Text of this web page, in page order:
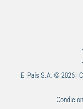
El País S.A. © 2026 |